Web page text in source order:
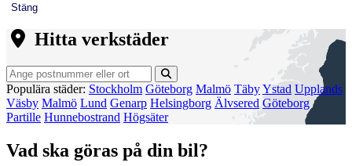
Stäng
Hitta verkstäder
Populära städer: Stockholm Göteborg Malmö TäbyYstad Upplands
Väsby Malmö Lund Genarp Helsingborg Älvsered Göteborg
Partille Hunnebostrand Högsäter
Vad ska göras på din bil?